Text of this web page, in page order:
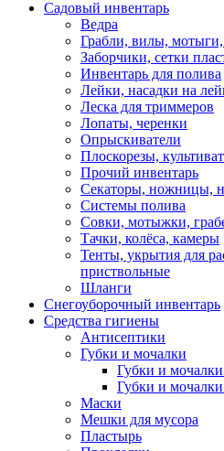
Садовый инвентарь
Ведра
Грабли, вилы,
Заборчики, сетки
Инвентарь для полива
Лейки, насадки на
Леска для триммеров
Лопаты, черенки
Опрыскиватели
Плоскорезы,
Прочий инвентарь
Секаторы, ножницы,
Системы полива
Совки, мотыжки,
Тачки, колёса, камеры
Тенты, укрытия для
приствольные
Шланги
Снегоуборочный инвентарь
Средства гигиены
Антисептики
Губки и мочалки
Губки и
Губки и мочалки
Маски
Мешки для мусора
Пластырь